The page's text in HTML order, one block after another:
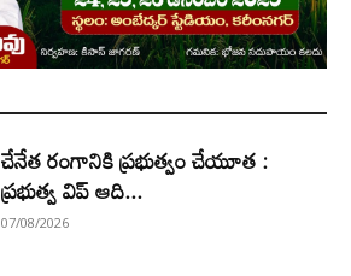
చేనేత రంగానికి ప్రభుత్వం చేయూత :
ప్రభుత్వ విప్ ఆది...
07/08/2026